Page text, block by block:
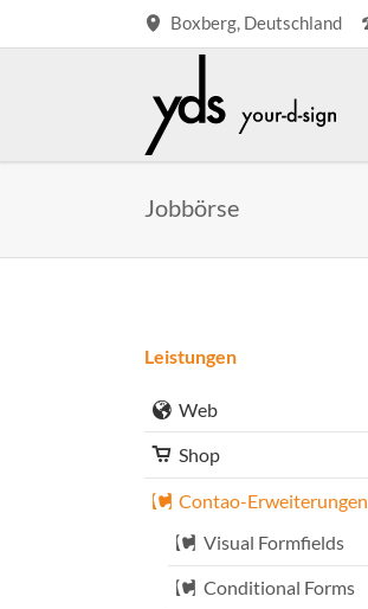
Boxberg, Deutschland
Jobbörse
Navigation
Leistungen
Web
Shop
Contao-Erweiterungen
Visual Formfields
Conditional Forms